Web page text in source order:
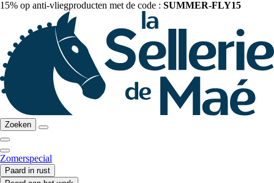
15% op anti-vliegproducten met de code : SUMMER-FLY15
Zoeken
Zomerspecial
Paard in rust